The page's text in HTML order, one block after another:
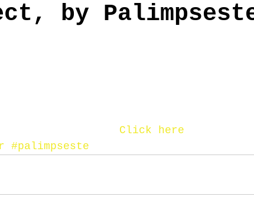
by
Click here
#palimpseste